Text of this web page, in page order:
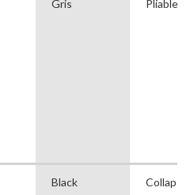
Gris Pliable/
Black